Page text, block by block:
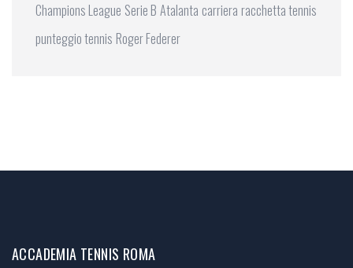
Champions League Serie B Atalanta carriera racchetta tennis
punteggio tennis Roger Federer
ACCADEMIA TENNIS ROMA